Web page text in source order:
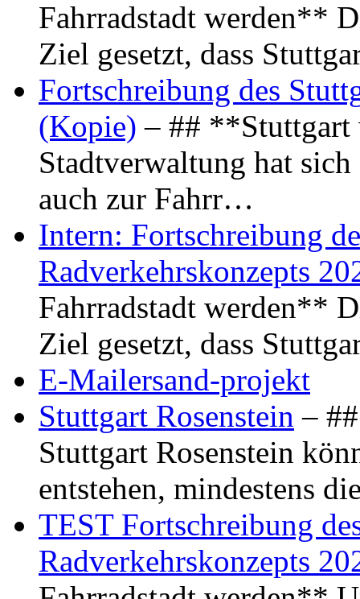
Fahrradstadt werden**
Ziel gesetzt, dass
Fortschreibung des
(Kopie) – ## **Stuttgart
Stadtverwaltung hat
auch zur Fahrr…
Intern: Fortschreibung
Radverkehrskonzepts
Fahrradstadt werden**
Ziel gesetzt, dass
E-Mailersand-projekt
Stuttgart Rosenstein –
Stuttgart Rosenstein
entstehen, mindestens
TEST Fortschreibung
Radverkehrskonzepts